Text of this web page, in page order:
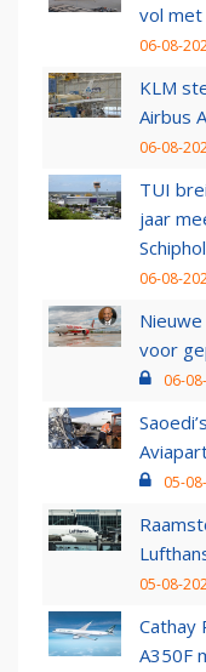
vol
06-08-
KLM
Airbus
06-08-
TUI
jaar
Schiphol
06-08-
voor
06-
05-
05-08-
Cathay
A350F